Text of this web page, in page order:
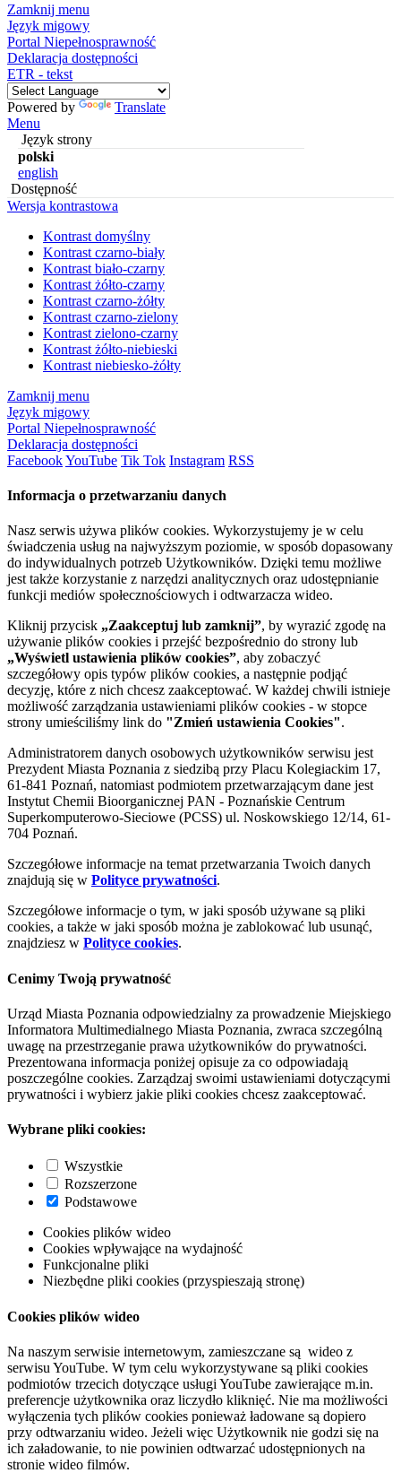
Zamknij menu
Język migowy
Portal Niepełnosprawność
Deklaracja dostępności
ETR - tekst
Powered by
Translate
Menu
Język strony
polski
english
Dostępność
Wersja kontrastowa
Kontrast domyślny
Kontrast czarno-biały
Kontrast biało-czarny
Kontrast żółto-czarny
Kontrast czarno-żółty
Kontrast czarno-zielony
Kontrast zielono-czarny
Kontrast żółto-niebieski
Kontrast niebiesko-żółty
Zamknij menu
Język migowy
Portal Niepełnosprawność
Deklaracja dostępności
FacebookYouTube Tik Tok Instagram RSS
Informacja o przetwarzaniu danych
Nasz serwis używa plików cookies. Wykorzystujemy je w celu
świadczenia usług na najwyższym poziomie, w sposób dopasowany
do indywidualnych potrzeb Użytkowników. Dzięki temu możliwe
jest także korzystanie z narzędzi analitycznych oraz udostępnianie
funkcji mediów społecznościowych i odtwarzacza wideo.
Kliknij przycisk „Zaakceptuj lub zamknij”, by wyrazić zgodę na
używanie plików cookies i przejść bezpośrednio do strony lub
„Wyświetl ustawienia plików cookies”, aby zobaczyć
szczegółowy opis typów plików cookies, a następnie podjąć
decyzję, które z nich chcesz zaakceptować. W każdej chwili istnieje
możliwość zarządzania ustawieniami plików cookies - w stopce
strony umieściliśmy link do "Zmień ustawienia Cookies".
Administratorem danych osobowych użytkowników serwisu jest
Prezydent Miasta Poznania z siedzibą przy Placu Kolegiackim 17,
61-841 Poznań, natomiast podmiotem przetwarzającym dane jest
Instytut Chemii Bioorganicznej PAN - Poznańskie Centrum
Superkomputerowo-Sieciowe (PCSS) ul. Noskowskiego 12/14, 61-
704 Poznań.
Szczegółowe informacje na temat przetwarzania Twoich danych
znajdują się w Polityce prywatności.
Szczegółowe informacje o tym, w jaki sposób używane są pliki
cookies, a także w jaki sposób można je zablokować lub usunąć,
znajdziesz w Polityce cookies.
Cenimy Twoją prywatność
Urząd Miasta Poznania odpowiedzialny za prowadzenie Miejskiego
Informatora Multimedialnego Miasta Poznania, zwraca szczególną
uwagę na przestrzeganie prawa użytkowników do prywatności.
Prezentowana informacja poniżej opisuje za co odpowiadają
poszczególne cookies. Zarządzaj swoimi ustawieniami dotyczącymi
prywatności i wybierz jakie pliki cookies chcesz zaakceptować.
Wybrane pliki cookies:
Wszystkie
Rozszerzone
Podstawowe
Cookies plików wideo
Cookies wpływające na wydajność
Funkcjonalne pliki
Niezbędne pliki cookies (przyspieszają stronę)
Cookies plików wideo
Na naszym serwisie internetowym, zamieszczane są wideo z
serwisu YouTube. W tym celu wykorzystywane są pliki cookies
podmiotów trzecich dotyczące usługi YouTube zawierające m.in.
preferencje użytkownika oraz liczydło kliknięć. Nie ma możliwości
wyłączenia tych plików cookies ponieważ ładowane są dopiero
przy odtwarzaniu wideo. Jeżeli więc Użytkownik nie godzi się na
ich załadowanie, to nie powinien odtwarzać udostępnionych na
stronie wideo filmów.